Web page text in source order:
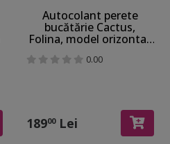
Autocolant perete
bucătărie Cactus,
Folina, model orizontal,
rolă de 67x200 cm
0.00
18900Lei